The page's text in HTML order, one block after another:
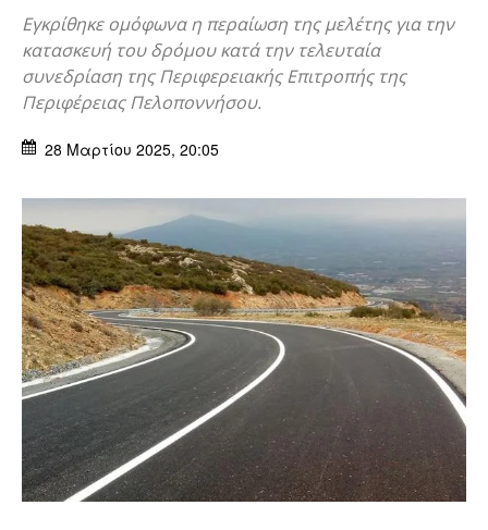
Εγκρίθηκε ομόφωνα η περαίωση της μελέτης για την
κατασκευή του δρόμου κατά την τελευταία
συνεδρίαση της Περιφερειακής Επιτροπής της
Περιφέρειας Πελοποννήσου.
28 Μαρτίου 2025, 20:05